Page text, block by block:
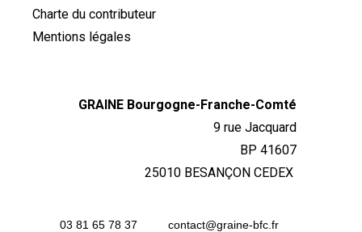
Charte du contributeur
Mentions légales
GRAINE Bourgogne-Franche-Comté
9 rue Jacquard
BP 41607
25010 BESANÇON CEDEX
03 81 65 78 37
contact@graine-bfc.fr